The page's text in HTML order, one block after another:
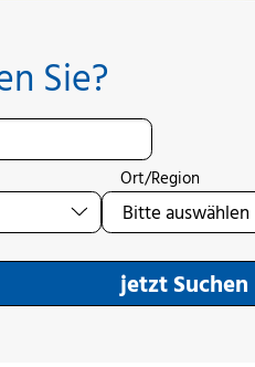
Sie?
Ort/Region
jetzt Suchen